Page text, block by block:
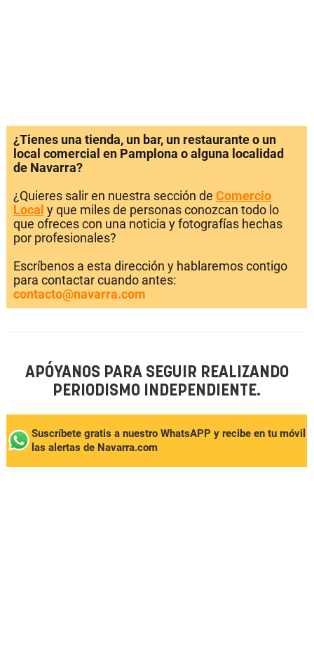
¿Tienes una tienda, un bar, un restaurante o un
local comercial en Pamplona o alguna localidad
de Navarra?
¿Quieres salir en nuestra sección de Comercio
Local y que miles de personas conozcan todo lo
que ofreces con una noticia y fotografías hechas
por profesionales?
Escríbenos a esta dirección y hablaremos contigo
para contactar cuando antes:
contacto@navarra.com
APÓYANOS PARA SEGUIR REALIZANDO
PERIODISMO INDEPENDIENTE.
Suscríbete gratis a nuestro WhatsAPP y recibe en tu móvil
las alertas de Navarra.com